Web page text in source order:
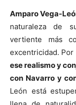
Amparo Vega-
naturaleza de
vertiente más
excentricidad. Por
ese realismo y
con Navarro y
León está